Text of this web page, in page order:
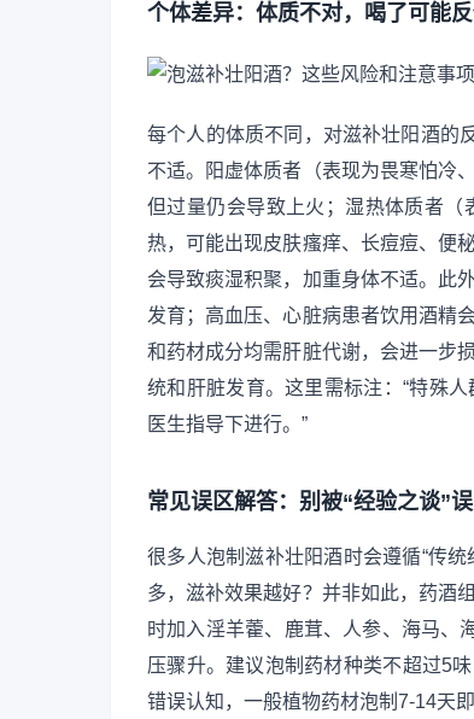
个体差异：体质不对，喝了可能
每个人的体质不同，对滋补壮阳酒的
不适。阳虚体质者（表现为畏寒怕冷
但过量仍会导致上火；湿热体质者
热，可能出现皮肤瘙痒、长痘痘、便
会导致痰湿积聚，加重身体不适。此
发育；高血压、心脏病患者饮用酒精
和药材成分均需肝脏代谢，会进一步
统和肝脏发育。这里需标注：“特殊
医生指导下进行。”
常见误区解答：别被“经验之谈”
很多人泡制滋补壮阳酒时会遵循“传
多，滋补效果越好？并非如此，药酒
时加入淫羊藿、鹿茸、人参、海马、
压骤升。建议泡制药材种类不超过5
错误认知，一般植物药材泡制7-14天